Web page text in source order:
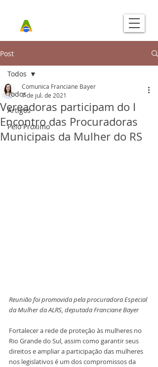
Post
Todos
Artigos
Pelo Próximo
Todos
Vereadoras participam do I
Encontro das Procuradoras
Municipais da Mulher do RS
Comunica Franciane Bayer
7 de jul. de 2021
Reunião foi promovida pela procuradora Especial
da Mulher da ALRS, deputada Franciane Bayer
Fortalecer a rede de proteção às mulheres no
Rio Grande do Sul, assim como garantir seus
direitos e ampliar a participação das mulheres
nos legislativos é um dos compromissos da